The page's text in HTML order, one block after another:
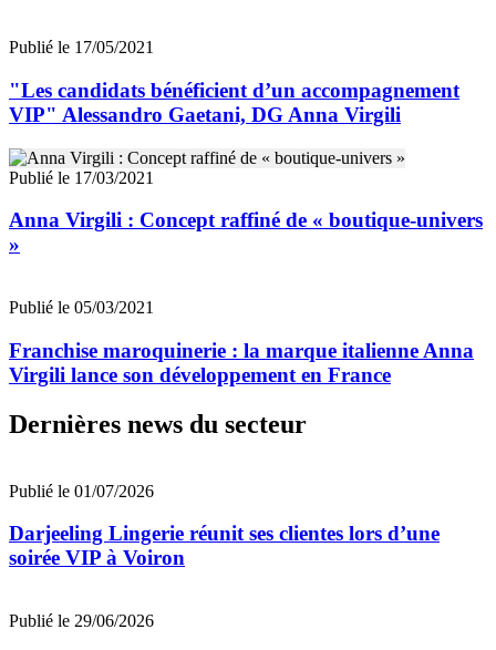
Publié le 17/05/2021
"Les candidats bénéficient d’un accompagnement
VIP" Alessandro Gaetani, DG Anna Virgili
Publié le 17/03/2021
Anna Virgili : Concept raffiné de « boutique-univers
»
Publié le 05/03/2021
Franchise maroquinerie : la marque italienne Anna
Virgili lance son développement en France
Dernières news du secteur
Publié le 01/07/2026
Darjeeling Lingerie réunit ses clientes lors d’une
soirée VIP à Voiron
Publié le 29/06/2026